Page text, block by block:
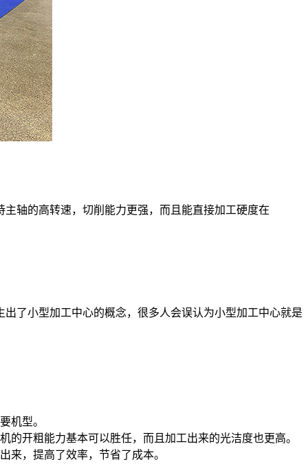
轴的高转速，切削能力更强，而且能直接加工硬度在
了小型加工中心的概念，很多人会误认为小型加工中心就是
机型。
开粗能力基本可以胜任，而且加工出来的光洁度也更高。
来，提高了效率，节省了成本。